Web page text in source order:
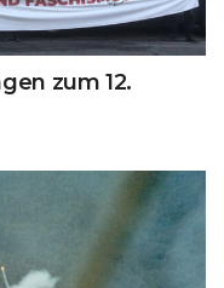
zum 12.